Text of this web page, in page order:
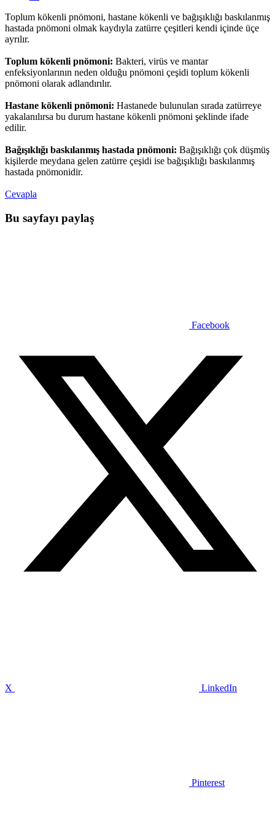
Toplum kökenli pnömoni, hastane kökenli ve bağışıklığı baskılanmış
hastada pnömoni olmak kaydıyla zatürre çeşitleri kendi içinde üçe
ayrılır.
Toplum kökenli pnömoni: Bakteri, virüs ve mantar
enfeksiyonlarının neden olduğu pnömoni çeşidi toplum kökenli
pnömoni olarak adlandırılır.
Hastane kökenli pnömoni: Hastanede bulunulan sırada zatürreye
yakalanılırsa bu durum hastane kökenli pnömoni şeklinde ifade
edilir.
Bağışıklığı baskılanmış hastada pnömoni: Bağışıklığı çok düşmüş
kişilerde meydana gelen zatürre çeşidi ise bağışıklığı baskılanmış
hastada pnömonidir.
Cevapla
Bu sayfayı paylaş
Facebook
X LinkedIn
Pinterest